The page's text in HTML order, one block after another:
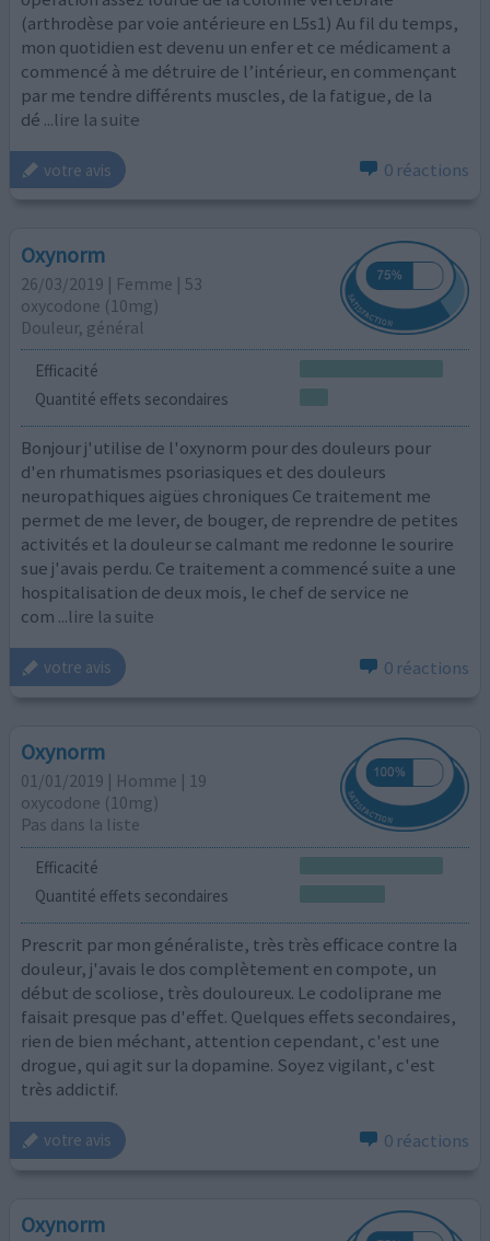
(arthrodèse par voie antérieure en L5s1) Au fil du temps,
mon quotidien est devenu un enfer et ce médicament a
commencé à me détruire de l’intérieur, en commençant
par me tendre différents muscles, de la fatigue, de la
dé ...lire la suite
votre avis 0 réactions
Oxynorm
26/03/2019 | Femme | 53
oxycodone (10mg)
Douleur, général
Efficacité
Quantité effets secondaires
Bonjour j'utilise de l'oxynorm pour des douleurs pour
d'en rhumatismes psoriasiques et des douleurs
neuropathiques aigües chroniques Ce traitement me
permet de me lever, de bouger, de reprendre de petites
activités et la douleur se calmant me redonne le sourire
sue j'avais perdu. Ce traitement a commencé suite a une
hospitalisation de deux mois, le chef de service ne
com ...lire la suite
votre avis 0 réactions
Oxynorm
01/01/2019 | Homme | 19
oxycodone (10mg)
Pas dans la liste
Efficacité
Quantité effets secondaires
Prescrit par mon généraliste, très très efficace contre la
douleur, j'avais le dos complètement en compote, un
début de scoliose, très douloureux. Le codoliprane me
faisait presque pas d'effet. Quelques effets secondaires,
rien de bien méchant, attention cependant, c'est une
drogue, qui agit sur la dopamine. Soyez vigilant, c'est
très addictif.
votre avis 0 réactions
Oxynorm